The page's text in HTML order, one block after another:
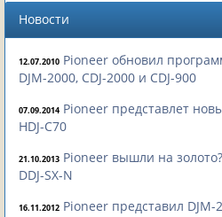
Новости
12.07.2010 Pioneer обновил
DJM-2000, CDJ-2000 и CDJ-900
07.09.2014 Pioneer представлет
HDJ-C70
21.10.2013 Pioneer вышли на
DDJ-SX-N
16.11.2012 Pioneer представил DJM-